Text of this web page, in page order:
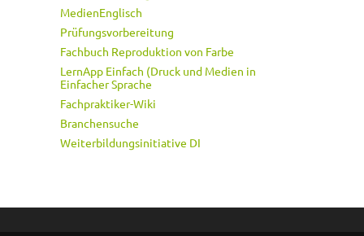
MedienEnglisch
Prüfungsvorbereitung
Fachbuch Reproduktion von Farbe
LernApp Einfach (Druck und Medien in
Einfacher Sprache
Fachpraktiker-Wiki
Branchensuche
Weiterbildungsinitiative DI